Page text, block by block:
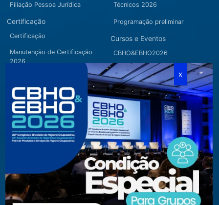
Filiação Pessoa Jurídica
Certificação
Certificação
Manutenção de Certificação
2026
Técnicos 2026
Programação preliminar
Cursos e Eventos
CBHO&EBHO2026
Cursos Modulares
Eventos Apoiados
Eventos Regionais
Loja
Fone/Fax: